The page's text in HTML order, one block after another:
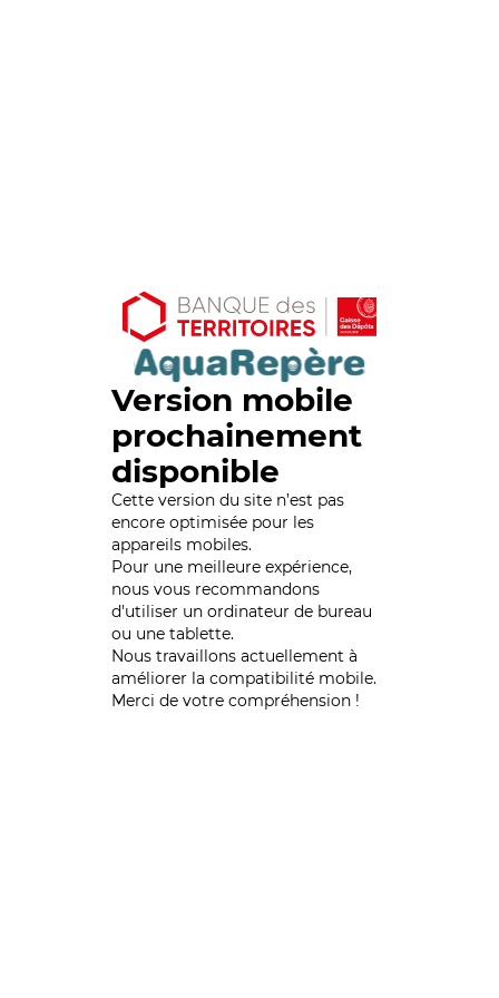
Version mobile
prochainement
disponible
Cette version du site n’est pas
encore optimisée pour les
appareils mobiles.
Pour une meilleure expérience,
nous vous recommandons
d'utiliser un ordinateur de bureau
ou une tablette.
Nous travaillons actuellement à
améliorer la compatibilité mobile.
Merci de votre compréhension !